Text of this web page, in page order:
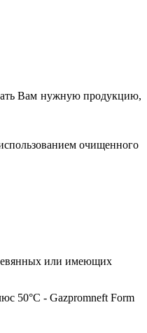
Вам нужную продукцию,
очищенного
или имеющих
50°С - Gazpromneft Form